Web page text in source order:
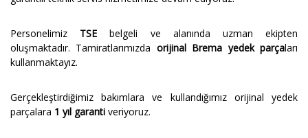
Personelimiz TSE belgeli ve alanında uzman ekipten
oluşmaktadır. Tamiratlarımızda orijinal Brema yedek parçaları
kullanmaktayız.
Gerçekleştirdiğimiz bakımlara ve kullandığımız orijinal yedek
parçalara 1 yıl garanti veriyoruz.